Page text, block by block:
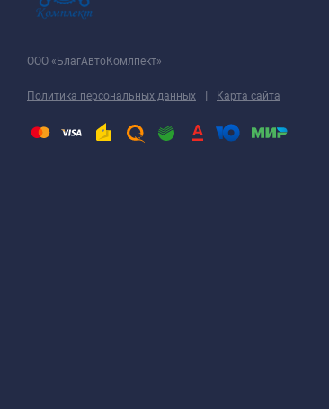
ООО «БлагАвтоКомлпект»
Политика персональных данных | Карта сайта